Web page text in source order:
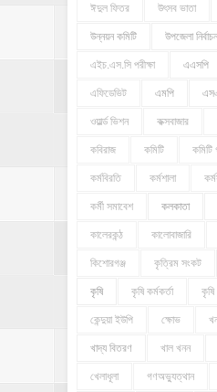
ঈদুল ফিতর উৎসব ভাতা
উন্নয়ন কমিটি উপজেলা নির্বাচন
এইচ.এস.সি পরীক্ষা এএসপি
এফিডেভিট এমপি
ওয়ার্ল্ড ভিশন কক্সবাজার
কবিরাজ কমিটি কমিটি
কর্মবিরতি কর্মশালা
কর্মী সমাবেশ কলকাতা
কালেরকন্ঠ কালোবাজারি
কিশোরগঞ্জ কৃত্রিম সংকট
কৃষি কৃষি কর্মকর্তা কৃষি
কেন্দুয়া ইউপি ক্ষোভ
খাদ্য বিতরণ খাল খনন
খেলাধূলা গণঅভ্যুত্থান